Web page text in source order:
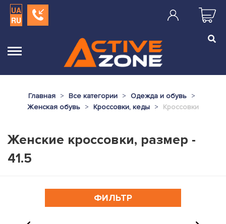
UA
RU
Главная Все категории
Одежда и обувь
Женская обувь
Кроссовки, кеды Кроссовки
Женские кроссовки, размер -
41.5
ФИЛЬТР